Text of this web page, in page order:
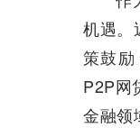
机遇。
策鼓励
P2P网
金融领